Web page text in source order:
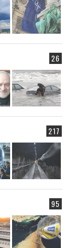
26
217
95